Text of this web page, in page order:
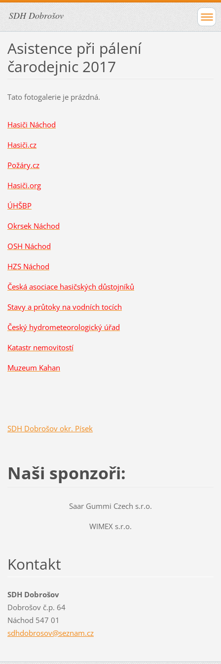
SDH Dobrošov
Asistence při pálení
čarodejnic 2017
Tato fotogalerie je prázdná.
Hasiči Náchod
Hasiči.cz
Požáry.cz
Hasiči.org
ÚHŠBP
Okrsek Náchod
OSH Náchod
HZS Náchod
Česká asociace hasičských důstojníků
Stavy a průtoky na vodních tocích
Český hydrometeorologický úřad
Katastr nemovitostí
Muzeum Kahan
SDH Dobrošov okr. Písek
Naši sponzoři:
Saar Gummi Czech s.r.o.
WIMEX s.r.o.
Kontakt
SDH Dobrošov
Dobrošov č.p. 64
Náchod 547 01
sdhdobrosov@seznam.cz